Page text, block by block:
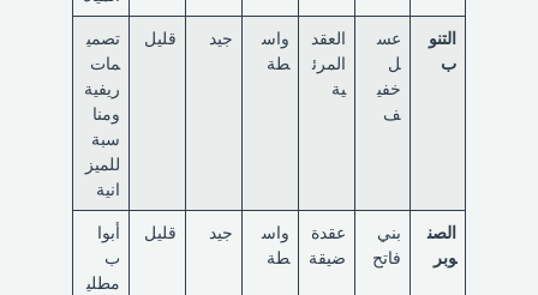
التنو
ب
عس
خفي
ف
العقد
المرئ
واس
طة
جيد قليل
تصمي
مات
ريفية
ومنا
سبة
للميز
انية
الصن
وبر
بني
فاتح
عقدة
ضيقة
واس
طة
جيد قليل
أبوا
مطلي